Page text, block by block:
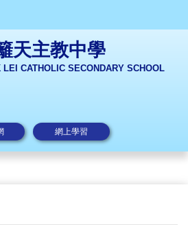
天主教中學
LEI CATHOLIC SECONDARY SCHOOL
網上學習